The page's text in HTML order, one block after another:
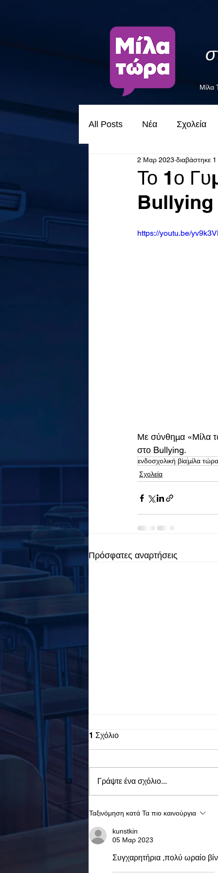
Μίλα
All Posts Νέα Σχολεία
Το 1ο
Bullying
2 Μαρ 2023 διαβάστηκε 1
https://youtu.be/
Με σύνθημα «Μίλα
στο Bullying.
ενδοσχολική βίαμίλα τώρα
Σχολεία
Πρόσφατες αναρτήσεις
To Ε.Ε.Ε.ΕΚ. Ν. ΕΥΒΟΙΑΣ
Τώρα. Με σύνθημα "Μίλα
Τώρα" όλα τα σχολεία της
Ελλάδας ενώνουν τις
δυνάμεις τους ενάντια στο
1 Σχόλιο
Γράψτε ένα σχόλιο...
Ταξινόμηση κατά Τα πιο καινούργια
kunstkin
05 Μαρ 2023
Συγχαρητήρια ,πολύ ωραίο